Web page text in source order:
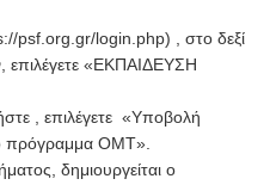
psf.org.gr/login.php) , στο δεξί
επιλέγετε «ΕΚΠΑΙΔΕΥΣΗ
, επιλέγετε «Υποβολή
πρόγραμμα OMT».
δημιουργείται ο